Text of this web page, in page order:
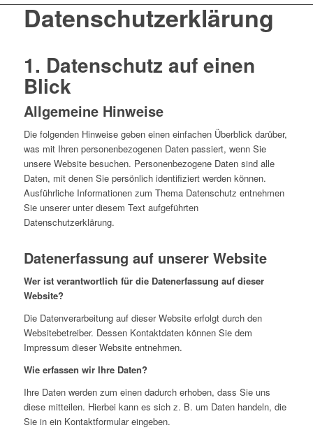
Datenschutzerklärung
1. Datenschutz auf einen
Blick
Allgemeine Hinweise
Die folgenden Hinweise geben einen einfachen Überblick darüber,
was mit Ihren personenbezogenen Daten passiert, wenn Sie
unsere Website besuchen. Personenbezogene Daten sind alle
Daten, mit denen Sie persönlich identifiziert werden können.
Ausführliche Informationen zum Thema Datenschutz entnehmen
Sie unserer unter diesem Text aufgeführten
Datenschutzerklärung.
Datenerfassung auf unserer Website
Wer ist verantwortlich für die Datenerfassung auf dieser
Website?
Die Datenverarbeitung auf dieser Website erfolgt durch den
Websitebetreiber. Dessen Kontaktdaten können Sie dem
Impressum dieser Website entnehmen.
Wie erfassen wir Ihre Daten?
Ihre Daten werden zum einen dadurch erhoben, dass Sie uns
diese mitteilen. Hierbei kann es sich z. B. um Daten handeln, die
Sie in ein Kontaktformular eingeben.